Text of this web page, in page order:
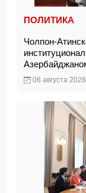
ПОЛИТИКА
Чолпон-
06 августа 2026